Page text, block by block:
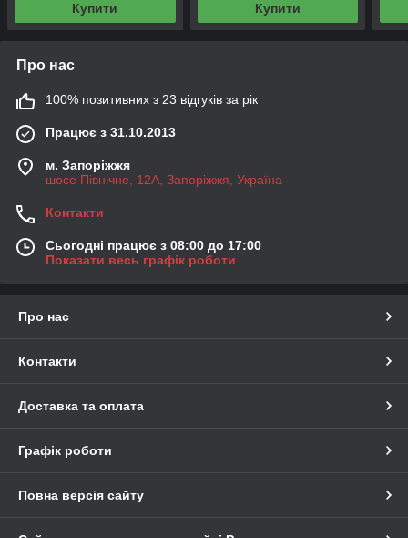
Купити Купити
Про нас
100% позитивних з 23 відгуків за рік
Працює з 31.10.2013
м. Запоріжжя
шосе Північне, 12А, Запоріжжя, Україна
Контакти
Сьогодні працює з 08:00 до 17:00
Показати весь графік роботи
Про нас
Контакти
Доставка та оплата
Графік роботи
Повна версія сайту